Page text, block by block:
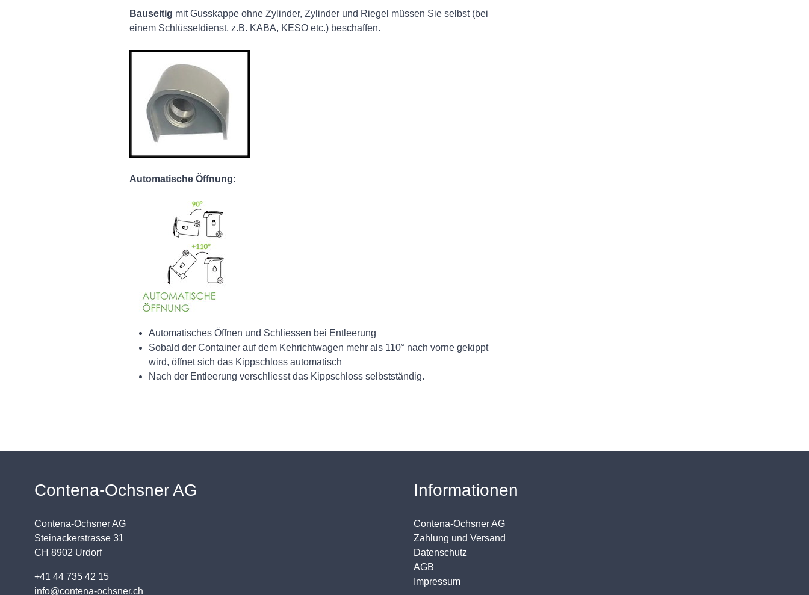
Bauseitig mit Gusskappe ohne Zylinder, Zylinder und Riegel müssen Sie selbst (bei
einem Schlüsseldienst, z.B. KABA, KESO etc.) beschaffen.
Automatische Öffnung:
Automatisches Öffnen und Schliessen bei Entleerung
Sobald der Container auf dem Kehrichtwagen mehr als 110° nach vorne gekippt
wird, öffnet sich das Kippschloss automatisch
Nach der Entleerung verschliesst das Kippschloss selbstständig.
Contena-Ochsner AG
Contena-Ochsner AG
Steinackerstrasse 31
CH 8902 Urdorf
+41 44 735 42 15
info@contena-ochsner.ch
Informationen
Contena-Ochsner AG
Zahlung und Versand
Datenschutz
AGB
Impressum